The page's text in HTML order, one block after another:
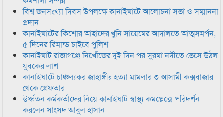
বিশ্ব জনসংখ্যা দিবস উপলক্ষে কানাইঘাটে আলোচনা সভা ও সম্মাননা
প্রদান
কানাইঘাটের কিশোর আহাদের খুনি সায়েমের আদালতে আত্মসমর্পন,
৫ দিনের রিমান্ড চাইবে পুলিশ
কানাইঘাট রাজাগঞ্জে নিখোঁজের দুই দিন পর সুরমা নদীতে ভেসে উঠল
যুবকের লাশ
কানাইঘাটে চাঞ্চল্যকর জাহাঙ্গীর হত্যা মামলার ৩ আসামী কক্সবাজার
থেকে গ্রেফতার
উর্ধ্বতন কর্মকর্তাদের নিয়ে কানাইঘাট স্বাস্থ্য কমপ্লেক্সে পরিদর্শন
করলেন সাংসদ আবুল হাসান